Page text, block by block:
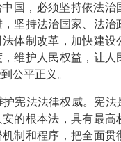
国，必须坚持依法治
坚持法治国家、法治
体制改革，加快建设
维护人民权益，让人
公平正义。
护宪法法律权威。宪
的根本法，具有最高
制和程序，把全面贯